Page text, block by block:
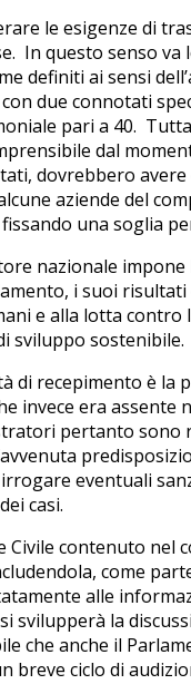
le esigenze di
In questo senso
definiti ai sensi
due connotati
pari a 40.
dal
dovrebbero
aziende del
una soglia
nazionale
i suoi
e alla lotta contro
sviluppo sostenibile.
di recepimento è
invece era assente
pertanto
eventuali
casi.
contenuto nel
come
alle
svilupperà la
che anche il
breve ciclo di